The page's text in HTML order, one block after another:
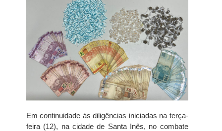
Em continuidade às diligências iniciadas na terça-
feira (12), na cidade de Santa Inês, no combate